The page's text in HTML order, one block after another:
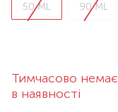
50 ML 90 ML
Тимчасово немає
в наявності